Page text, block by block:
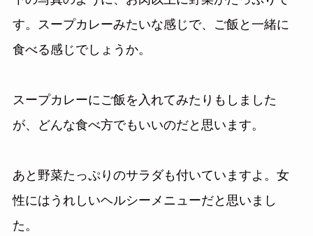
す。スープカレーみたいな感じで、ご飯と一緒に
食べる感じでしょうか。
スープカレーにご飯を入れてみたりもしました
が、どんな食べ方でもいいのだと思います。
あと野菜たっぷりのサラダも付いていますよ。女
性にはうれしいヘルシーメニューだと思いまし
た。